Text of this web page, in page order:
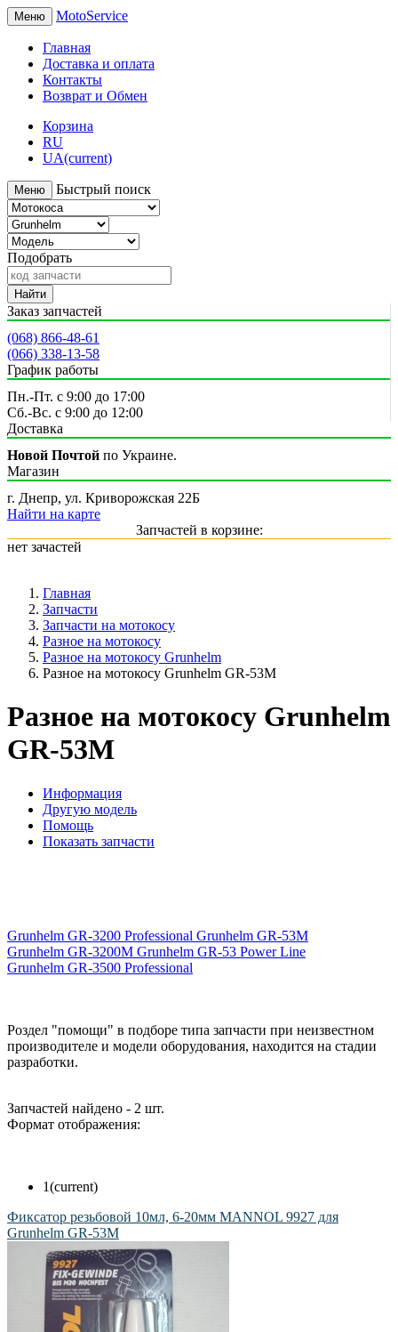
Меню MotoService
Главная
Доставка и оплата
Контакты
Возврат и Обмен
Корзина
RU
UA(current)
Меню Быстрый поиск
Подобрать
Найти
Заказ запчастей
(068) 866-48-61
(066) 338-13-58
График работы
Пн.-Пт. с 9:00 до 17:00
Сб.-Вс. с 9:00 до 12:00
Доставка
Новой Почтой по Украине.
Магазин
г. Днепр, ул. Криворожская 22Б
Найти на карте
Запчастей в корзине:
нет зачастей
Главная
Запчасти
Запчасти на мотокосу
Разное на мотокосу
Разное на мотокосу Grunhelm
Разное на мотокосу Grunhelm GR-53M
Разное на мотокосу Grunhelm
GR-53M
Информация
Другую модель
Помощь
Показать запчасти
Grunhelm GR-3200 Professional Grunhelm GR-53M
Grunhelm GR-3200M Grunhelm GR-53 Power Line
Grunhelm GR-3500 Professional
Роздел "помощи" в подборе типа запчасти при неизвестном
производителе и модели оборудования, находится на стадии
разработки.
Запчастей найдено - 2 шт.
Формат отображения:
1(current)
Фиксатор резьбовой 10мл, 6-20мм MANNOL 9927 для
Grunhelm GR-53M